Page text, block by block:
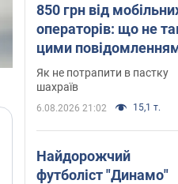
850 грн від
операторів: що не
цими
Як не потрапити в пастку
шахраїв
6.08.2026 21:02 15,1 т.
Найдорожчий
футболіст "Динамо"